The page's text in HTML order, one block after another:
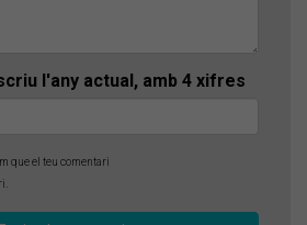
l'any actual, amb 4 xifres
que el teu comentari